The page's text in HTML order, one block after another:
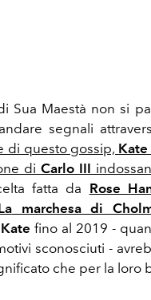
Sua Maestà non si
segnali
di questo gossip, Kate
di Carlo III
fatta da Rose
marchesa di
Kate fino al 2019 -
sconosciuti -
che per la loro